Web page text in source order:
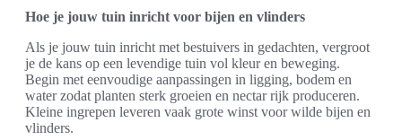
Hoe je jouw tuin inricht voor bijen en vlinders
Als je jouw tuin inricht met bestuivers in gedachten, vergroot
je de kans op een levendige tuin vol kleur en beweging.
Begin met eenvoudige aanpassingen in ligging, bodem en
water zodat planten sterk groeien en nectar rijk produceren.
Kleine ingrepen leveren vaak grote winst voor wilde bijen en
vlinders.